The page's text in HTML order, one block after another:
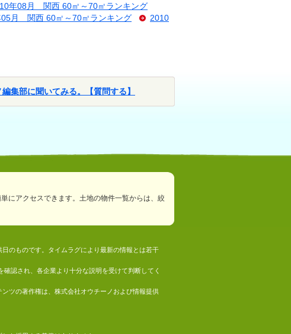
年08月 関西 60㎡～70㎡ランキング
05月 関西 60㎡～70㎡ランキング
2010
集部に聞いてみる。【質問する】
にアクセスできます。土地の物件一覧からは、絞
のものです。タイムラグにより最新の情報とは若干
認され、各企業より十分な説明を受けて判断してく
ツの著作権は、株式会社オウチーノおよび情報提供